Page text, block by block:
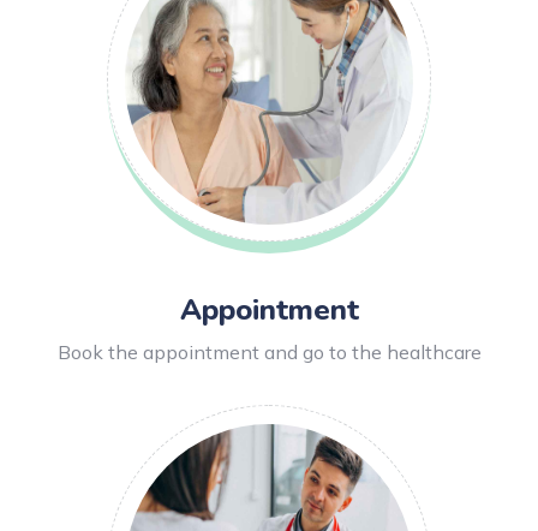
Appointment
Book the appointment and go to the healthcare